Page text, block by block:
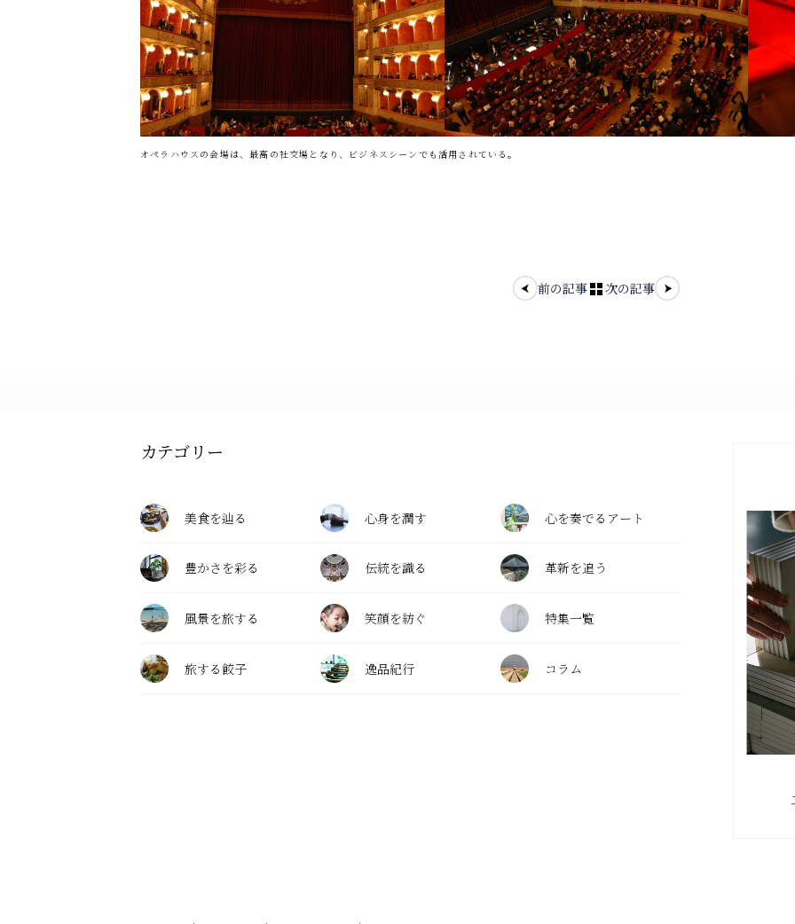
オペラハウスの会場は、最高の社交場となり、ビジネスシーンでも活用されている。
前の記事 次の記事
カテゴリー
美食を辿る 心身を潤す 心を奏でるアート
豊かさを彩る 伝統を識る 革新を追う
風景を旅する 笑顔を紡ぐ 特集一覧
旅する餃子 逸品紀行 コラム